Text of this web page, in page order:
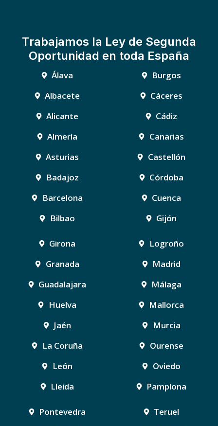
Trabajamos la Ley de Segunda
Oportunidad en toda España
Álava
Albacete
Alicante
Almería
Asturias
Badajoz
Barcelona
Bilbao
Burgos
Cáceres
Cádiz
Canarias
Castellón
Córdoba
Cuenca
Gijón
Girona
Granada
Guadalajara
Huelva
Jaén
La Coruña
León
Lleida
Logroño
Madrid
Málaga
Mallorca
Murcia
Ourense
Oviedo
Pamplona
Pontevedra
Teruel